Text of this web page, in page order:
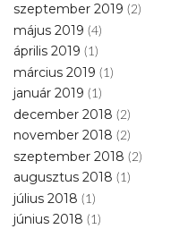
szeptember 2019 (2)
május 2019 (4)
április 2019 (1)
március 2019 (1)
január 2019 (1)
december 2018 (2)
november 2018 (2)
szeptember 2018 (2)
augusztus 2018 (1)
július 2018 (1)
június 2018 (1)